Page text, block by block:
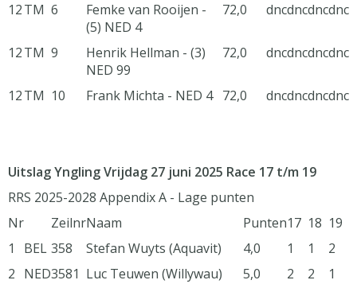
12TM 6
Femke van Rooijen -
(5) NED 4
72,0 dncdncdncdnc
12TM 9
Henrik Hellman - (3)
NED 99
72,0 dncdncdncdnc
12TM 10 Frank Michta - NED 4 72,0 dncdncdncdnc
Uitslag Yngling Vrijdag 27 juni 2025 Race 17 t/m 19
RRS 2025-2028 Appendix A - Lage punten
Nr
ZeilnrNaam Punten17 18 19
1
BEL 358 Stefan Wuyts (Aquavit) 4,0 1 1
2
2 NED3581 Luc Teuwen (Willywau) 5,0 2 2
1